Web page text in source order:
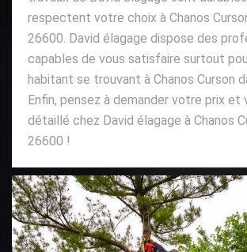
respectent votre choix à Chanos
26600. David élagage dispose des
capables de vous satisfaire surtout
habitant se trouvant à Chanos Curson
Enfin, pensez à demander votre prix et
détaillé chez David élagage à Chanos
26600 !